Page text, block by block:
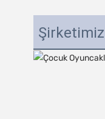
Şirketimiz